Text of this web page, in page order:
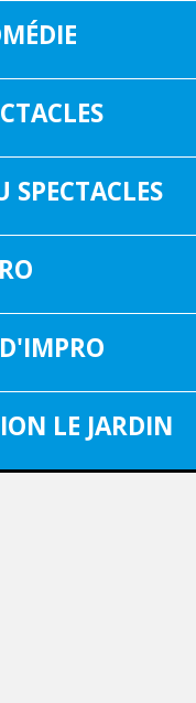
16, RUE
SPECTACLES
LE JARDIN